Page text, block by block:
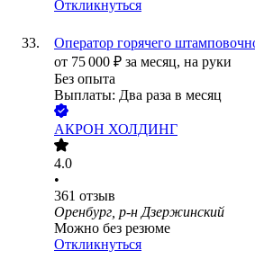
Откликнуться
Оператор горячего
от 75 000 ₽ за месяц, на руки
Без опыта
Выплаты: Два раза в месяц
АКРОН ХОЛДИНГ
4.0
•
361 отзыв
Оренбург, р-н Дзержинский
Можно без резюме
Откликнуться